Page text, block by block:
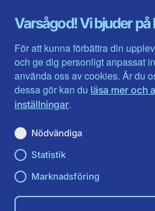
Varsågod! Vi bjuder på
För att kunna förbättra din
och ge dig personligt anpassat
använda oss av cookies. Är du
dessa gör kan du läsa mer och
inställningar.
Nödvändiga
Statistik
Marknadsföring
Gävleborg
Halland
Jämtlands län
Jönköpings län
Kalmar län
Kronobergs län
Norrbotten
Skåne län
Du hittar oss här på sociala
Facebook
Instagram